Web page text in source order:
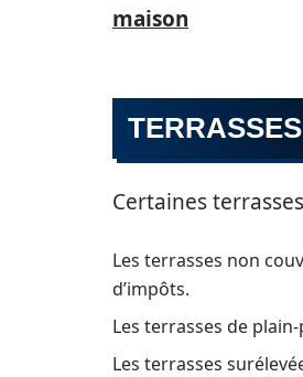
maison
Certaines
Les terrasses non
d’impôts.
Les terrasses de
Les terrasses